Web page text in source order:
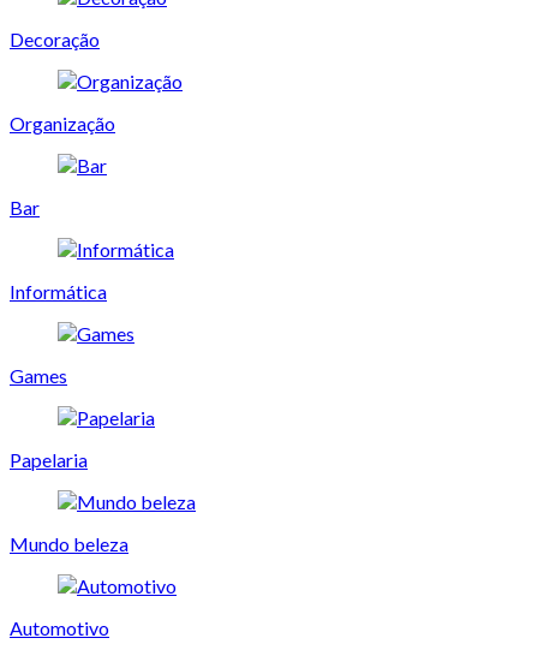
Decoração
Organização
Bar
Informática
Games
Papelaria
Mundo beleza
Automotivo